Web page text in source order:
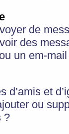
de
des
un em-
d’amis et
ou
?